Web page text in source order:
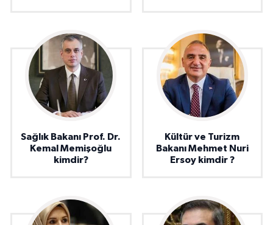
Sağlık Bakanı Prof. Dr.
Kemal Memişoğlu
kimdir?
Kültür ve Turizm
Bakanı Mehmet Nuri
Ersoy kimdir ?